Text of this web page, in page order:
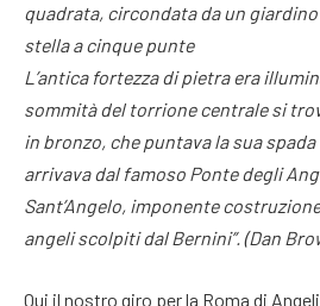
quadrata, circondata da un
stella a cinque punte
L’antica fortezza di pietra era
sommità del torrione centrale si
in bronzo, che puntava la sua
arrivava dal famoso Ponte degli
Sant’Angelo, imponente
angeli scolpiti dal Bernini”. (Dan
Qui il nostro giro per la Roma di